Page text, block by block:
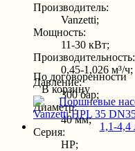
Производитель:
Vanzetti;
Мощность:
11-30 кВт;
Производительность:
0,45-1,026 м³/ч;
Давление:
300 бар;
Диаметр:
40 мм;
Серия:
HP;
По договоренности
В корзину